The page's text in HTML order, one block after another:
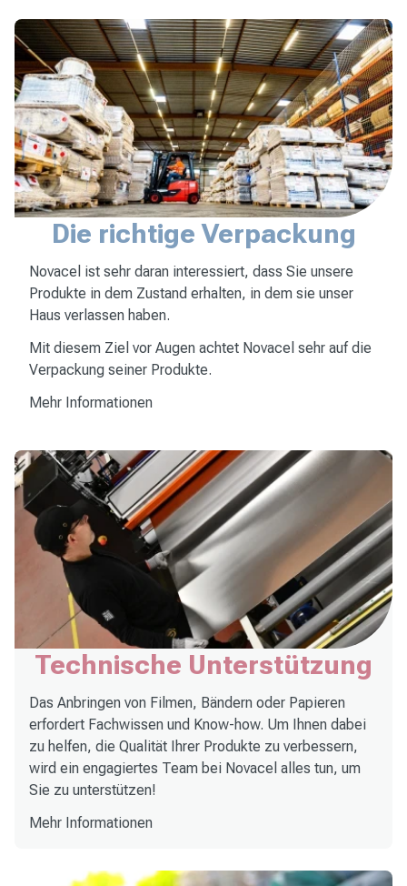
Die richtige Verpackung
Novacel ist sehr daran interessiert, dass Sie unsere
Produkte in dem Zustand erhalten, in dem sie unser
Haus verlassen haben.
Mit diesem Ziel vor Augen achtet Novacel sehr auf die
Verpackung seiner Produkte.
Mehr Informationen
Technische Unterstützung
Das Anbringen von Filmen, Bändern oder Papieren
erfordert Fachwissen und Know-how. Um Ihnen dabei
zu helfen, die Qualität Ihrer Produkte zu verbessern,
wird ein engagiertes Team bei Novacel alles tun, um
Sie zu unterstützen!
Mehr Informationen